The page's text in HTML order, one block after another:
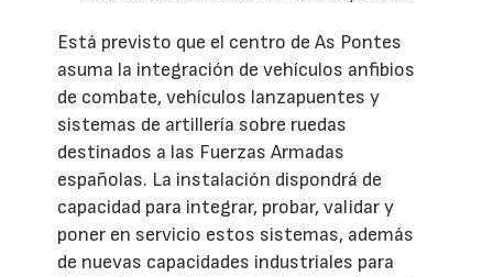
Está previsto que el centro de As Pontes
asuma la integración de vehículos anfibios
de combate, vehículos lanzapuentes y
sistemas de artillería sobre ruedas
destinados a las Fuerzas Armadas
españolas. La instalación dispondrá de
capacidad para integrar, probar, validar y
poner en servicio estos sistemas, además
de nuevas capacidades industriales para